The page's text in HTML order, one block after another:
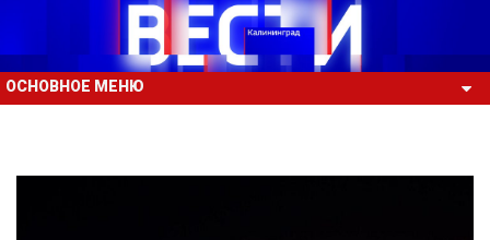
ОСНОВНОЕ МЕНЮ